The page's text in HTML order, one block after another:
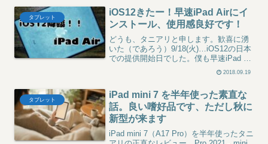
Pro...
タブレット
iOS12きたー！早速iPad Airにイ
ンストール、使用感良好です！
どうも、タニアリと申します。歓喜に湧
いた（であろう）9/18(火)…iOS12の日本
での提供開始日でした。僕も早速iPad AIr
復活のその時を楽しみにしておりまし
つま...
2018.09.19
タブレット
iPad mini 7 を半年使った素直な
話。良い嗜好品です、ただし秋に
新型が来ます
iPad mini 7（A17 Pro）を半年使ったタニ